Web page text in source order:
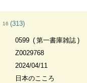
16 (313)
0599
第一書庫雑誌
Z0029768
2024/04/11
日本のこころ